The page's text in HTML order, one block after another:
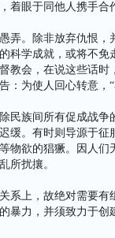
着眼于同他人携手合
弄。除非放弃仇恨
科学成就，或将不
教会，在说这些话
：为使人回心转意
民族间所有促成战
缓。有时则导源于
物欲的猖獗。因人
所扰攘。
系上，故绝对需要
暴力，并须致力于创